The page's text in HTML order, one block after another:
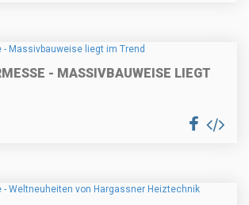
- MASSIVBAUWEISE LIEGT